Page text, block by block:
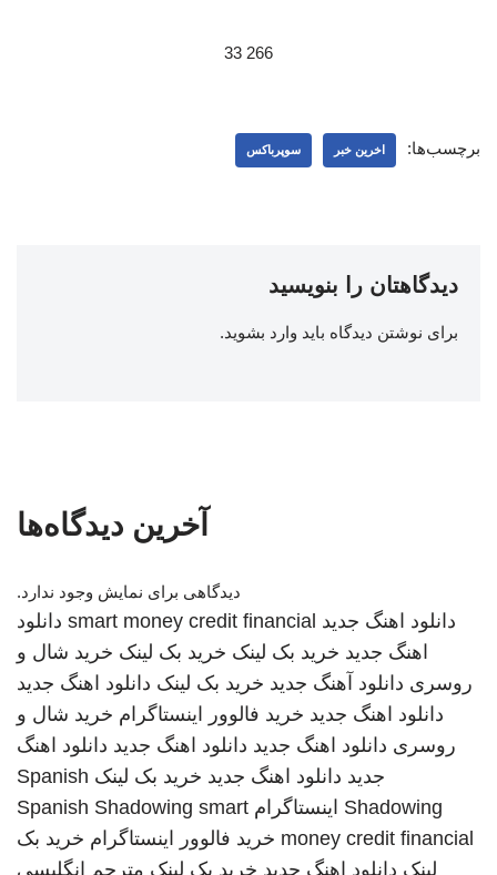
266 33
برچسب‌ها: اخرین خبر سوپرباکس
دیدگاهتان را بنویسید
برای نوشتن دیدگاه باید وارد بشوید.
آخرین دیدگاه‌ها
دیدگاهی برای نمایش وجود ندارد.
دانلود اهنگ جدید smart money credit financial دانلود
اهنگ جدید خرید بک لینک خرید بک لینک خرید شال و
روسری دانلود آهنگ جدید خرید بک لینک دانلود اهنگ جدید
دانلود اهنگ جدید خرید فالوور اینستاگرام خرید شال و
روسری دانلود اهنگ جدید دانلود اهنگ جدید دانلود اهنگ
جدید دانلود اهنگ جدید خرید بک لینک Spanish
Shadowing اینستاگرام Spanish Shadowing smart
money credit financial خرید فالوور اینستاگرام خرید بک
لینک دانلود اهنگ جدید خرید بک لینک مترجم انگلیسی